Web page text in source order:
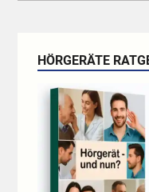
HÖRGERÄTE